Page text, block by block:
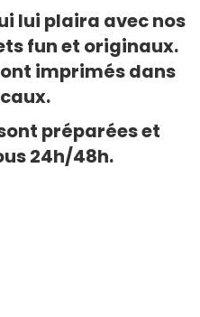
lui plaira avec nos
fun et originaux.
imprimés dans
préparées et
24h/48h.